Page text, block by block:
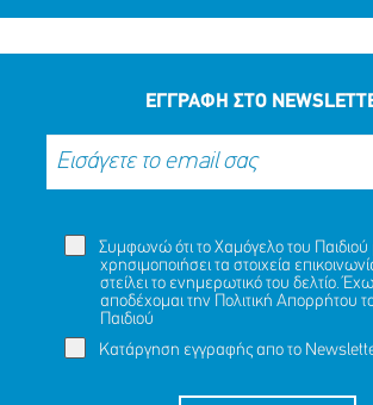
ΕΓΓΡΑΦΗ ΣΤΟ
Συμφωνώ ότι το Χαμόγελο του Παιδιού
χρησιμοποιήσει τα στοιχεία
στείλει το ενημερωτικό του δελτίο.
αποδέχομαι την Πολιτική Απορρήτου
Παιδιού
Κατάργηση εγγραφής απο το